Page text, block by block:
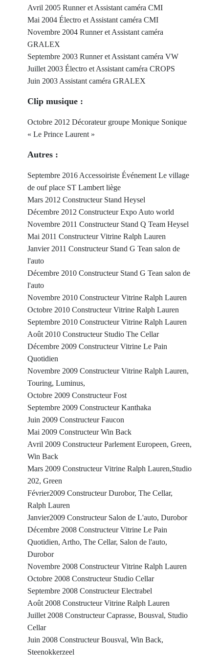
Avril 2005 Runner et Assistant caméra CMI
Mai 2004 Électro et Assistant caméra CMI
Novembre 2004 Runner et Assistant caméra
GRALEX
Septembre 2003 Runner et Assistant caméra VW
Juillet 2003 Électro et Assistant caméra CROPS
Juin 2003 Assistant caméra GRALEX
Clip musique :
Octobre 2012 Décorateur groupe Monique Sonique
« Le Prince Laurent »
Autres :
Septembre 2016 Accessoiriste Événement Le village
de ouf place ST Lambert liège
Mars 2012 Constructeur Stand Heysel
Décembre 2012 Constructeur Expo Auto world
Novembre 2011 Constructeur Stand Q Team Heysel
Mai 2011 Constructeur Vitrine Ralph Lauren
Janvier 2011 Constructeur Stand G Tean salon de
l'auto
Décembre 2010 Constructeur Stand G Tean salon de
l'auto
Novembre 2010 Constructeur Vitrine Ralph Lauren
Octobre 2010 Constructeur Vitrine Ralph Lauren
Septembre 2010 Constructeur Vitrine Ralph Lauren
Août 2010 Constructeur Studio The Cellar
Décembre 2009 Constructeur Vitrine Le Pain
Quotidien
Novembre 2009 Constructeur Vitrine Ralph Lauren,
Touring, Luminus,
Octobre 2009 Constructeur Fost
Septembre 2009 Constructeur Kanthaka
Juin 2009 Constructeur Faucon
Mai 2009 Constructeur Win Back
Avril 2009 Constructeur Parlement Europeen, Green,
Win Back
Mars 2009 Constructeur Vitrine Ralph Lauren,Studio
202, Green
Février2009 Constructeur Durobor, The Cellar,
Ralph Lauren
Janvier2009 Constructeur Salon de L'auto, Durobor
Décembre 2008 Constructeur Vitrine Le Pain
Quotidien, Artho, The Cellar, Salon de l'auto,
Durobor
Novembre 2008 Constructeur Vitrine Ralph Lauren
Octobre 2008 Constructeur Studio Cellar
Septembre 2008 Constructeur Electrabel
Août 2008 Constructeur Vitrine Ralph Lauren
Juillet 2008 Constructeur Caprasse, Bousval, Studio
Cellar
Juin 2008 Constructeur Bousval, Win Back,
Steenokkerzeel